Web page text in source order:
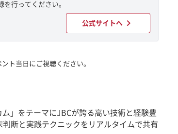
行ってください。
公式サイトへ chevron_right
ト当日にご視聴ください。
」をテーマにJBCが誇る高い技術と経験豊
断と実践テクニックをリアルタイムで共有